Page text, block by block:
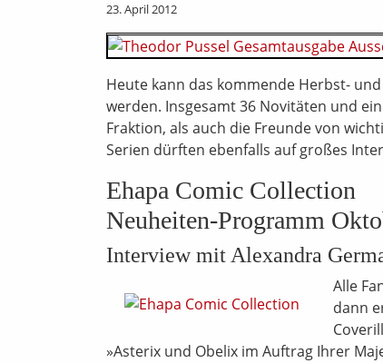
23. April 2012
Heute kann das kommende Herbst-
werden. Insgesamt 36 Novitäten und
Fraktion, als auch die Freunde von
Serien dürften ebenfalls auf großes
Ehapa Comic Collection
Neuheiten-Programm
Interview mit Alexandra
Alle
dann
»Asterix und Obelix im Auftrag Ihrer